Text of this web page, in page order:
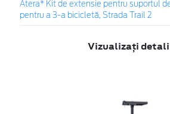
Atera* Kit de extensie pentru suportul
pentru a 3-a bicicletă, Strada Trail 2
Vizualizați